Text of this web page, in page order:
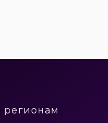
регионам